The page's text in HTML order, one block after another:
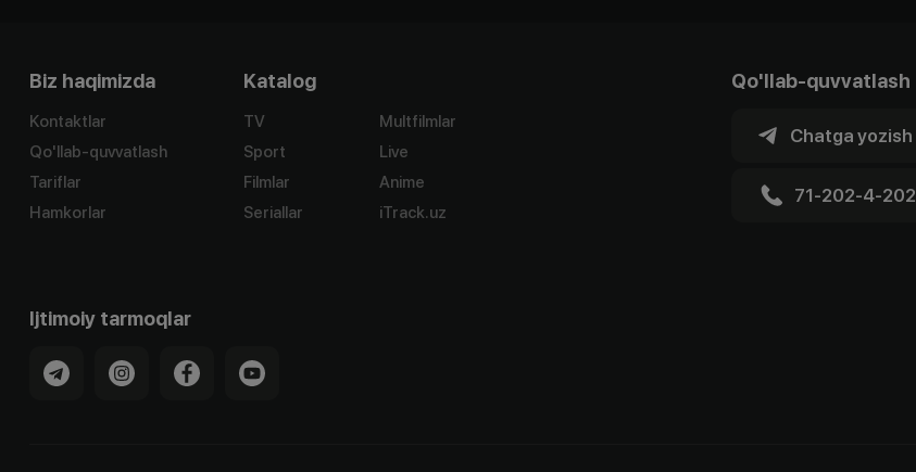
Biz haqimizda
Kontaktlar
Qo'llab-quvvatlash
Tariflar
Hamkorlar
Katalog
TV
Sport
Filmlar
Seriallar
Multfilmlar
Live
Anime
iTrack.uz
Qo'llab-quvvatlash
Chatga yozish
71-202-4-202
Ijtimoiy tarmoqlar